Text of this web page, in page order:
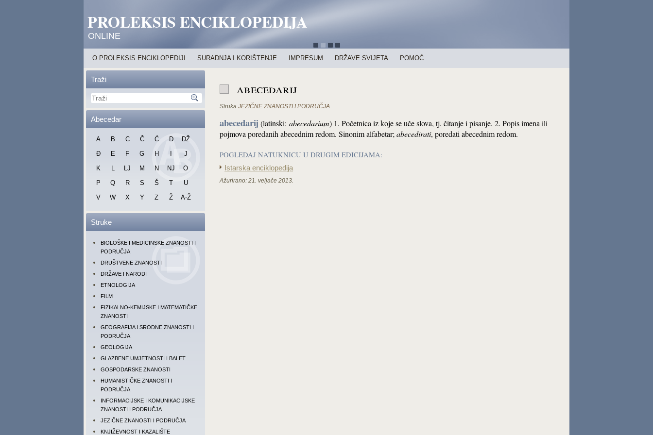
PROLEKSIS ENCIKLOPEDIJA
ONLINE
O PROLEKSIS ENCIKLOPEDIJI SURADNJA I KORIŠTENJE IMPRESUM DRŽAVE SVIJETA POMOĆ
Traži
Abecedar
A B C Č Ć D
DŽ
Đ
E F G H
J
K
L LJ M N NJ
O
P
Q R S Š T
U
V
W X Y Z Ž A-Ž
Struke
BIOLOŠKE I MEDICINSKE ZNANOSTI I
PODRUČJA
DRUŠTVENE ZNANOSTI
DRŽAVE I NARODI
ETNOLOGIJA
FILM
FIZIKALNO-KEMIJSKE I MATEMATIČKE
ZNANOSTI
GEOGRAFIJA I SRODNE ZNANOSTI I
PODRUČJA
GEOLOGIJA
GLAZBENE UMJETNOSTI I BALET
GOSPODARSKE ZNANOSTI
HUMANISTIČKE ZNANOSTI I
PODRUČJA
INFORMACIJSKE I KOMUNIKACIJSKE
ZNANOSTI I PODRUČJA
JEZIČNE ZNANOSTI I PODRUČJA
KNJIŽEVNOST I KAZALIŠTE
abecedarij
Struka JEZIČNE ZNANOSTI I PODRUČJA
abecedarij (latinski: abecedarium) 1. Početnica iz koje se uče slova, tj. čitanje i pisanje. 2. Popis imena ili
pojmova poredanih abecednim redom. Sinonim alfabetar; abecedirati, poredati abecednim redom.
POGLEDAJ NATUKNICU U DRUGIM EDICIJAMA:
Istarska enciklopedija
Ažurirano: 21. veljače 2013.